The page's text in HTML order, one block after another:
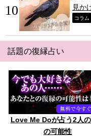
見か
コラム
話題の復縁占い
Love Me Doが占う2人
の可能性